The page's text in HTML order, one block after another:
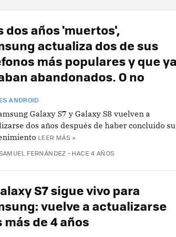
dos años 'muertos',
actualiza dos de sus
más populares y que ya
abandonados. O no
ANDROID
Galaxy S7 y Galaxy S8 vuelven a
dos años después de haber concluido su
LEER MÁS »
FERNÁNDEZ HACE 4 AÑOS
S7 sigue vivo para
vuelve a actualizarse
de 4 años